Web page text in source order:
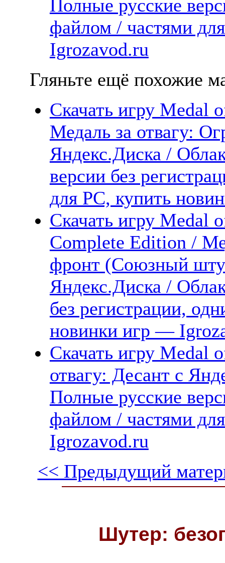
Полные русские
файлом / частями
Igrozavod.ru
Гляньте ещё похожие
Скачать игру
Медаль за отвагу:
Яндекс.Диска /
версии без
для PC, купить
Скачать игру
Complete Edition /
фронт (Союзный
Яндекс.Диска /
без регистрации,
новинки игр —
Скачать игру Medal
отвагу: Десант с
Полные русские
файлом / частями
Igrozavod.ru
<< Предыдущий
Шутер: